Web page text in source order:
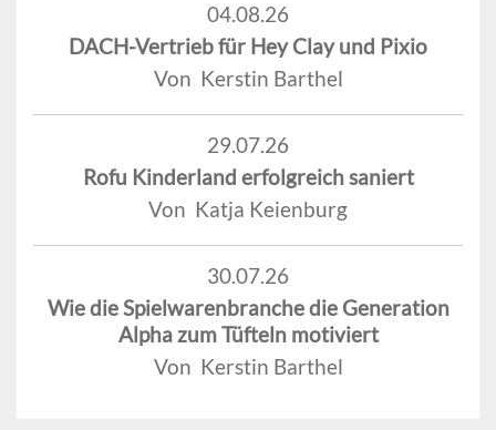
04.08.26
DACH-Vertrieb für Hey Clay und Pixio
Von Kerstin Barthel
29.07.26
Rofu Kinderland erfolgreich saniert
Von Katja Keienburg
30.07.26
Wie die Spielwarenbranche die Generation
Alpha zum Tüfteln motiviert
Von Kerstin Barthel